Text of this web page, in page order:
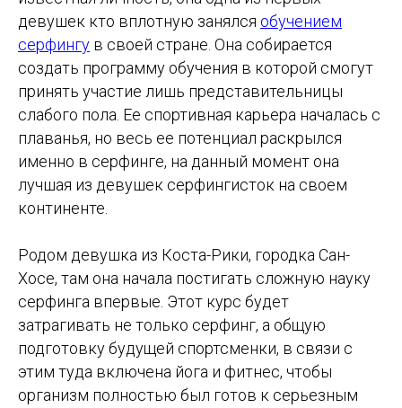
девушек кто вплотную занялся обучением
серфингу в своей стране. Она собирается
создать программу обучения в которой смогут
принять участие лишь представительницы
слабого пола. Ее спортивная карьера началась с
плаванья, но весь ее потенциал раскрылся
именно в серфинге, на данный момент она
лучшая из девушек серфингисток на своем
континенте.
Родом девушка из Коста-Рики, городка Сан-
Хосе, там она начала постигать сложную науку
серфинга впервые. Этот курс будет
затрагивать не только серфинг, а общую
подготовку будущей спортсменки, в связи с
этим туда включена йога и фитнес, чтобы
организм полностью был готов к серьезным